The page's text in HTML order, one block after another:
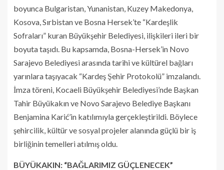
boyunca Bulgaristan, Yunanistan, Kuzey Makedonya,
Kosova, Sırbistan ve Bosna Hersek’te “Kardeşlik
Sofraları” kuran Büyükşehir Belediyesi, ilişkileri ileri bir
boyuta taşıdı. Bu kapsamda, Bosna-Hersek’in Novo
Sarajevo Belediyesi arasında tarihi ve kültürel bağları
yarınlara taşıyacak “Kardeş Şehir Protokolü” imzalandı.
İmza töreni, Kocaeli Büyükşehir Belediyesi’nde Başkan
Tahir Büyükakın ve Novo Sarajevo Belediye Başkanı
Benjamina Karić’in katılımıyla gerçekleştirildi. Böylece
şehircilik, kültür ve sosyal projeler alanında güçlü bir iş
birliğinin temelleri atılmış oldu.
BÜYÜKAKIN: “BAĞLARIMIZ GÜÇLENECEK”